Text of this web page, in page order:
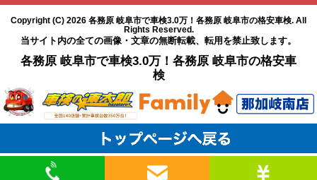
Copyright (C) 2026 各務原 岐阜市で車検3.0万！各務原 岐阜市の格安車検. All
Rights Reserved.
当サイト内の全ての画像・文章の無断転載、転用を禁止致します。
各務原 岐阜市で車検3.0万！各務原 岐阜市の格安車
検